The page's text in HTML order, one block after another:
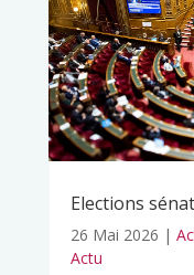
Elections
26 Mai 2026 |
Actu